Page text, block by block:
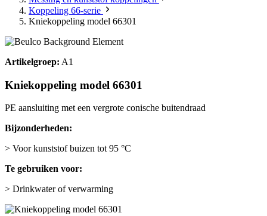
Koppeling 66-serie
Kniekoppeling model 66301
Artikelgroep: A1
Kniekoppeling model 66301
PE aansluiting met een vergrote conische buitendraad
Bijzonderheden:
> Voor kunststof buizen tot 95 °C
Te gebruiken voor:
> Drinkwater of verwarming